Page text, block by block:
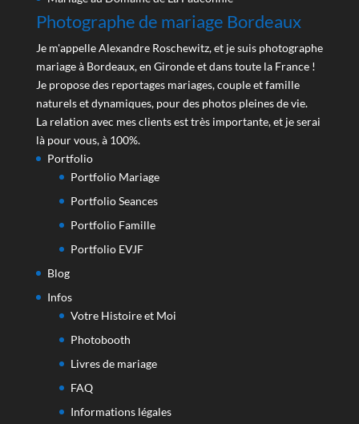
Photographe de mariage Bordeaux
Je m'appelle Alexandre Roschewitz, et je suis photographe
mariage à Bordeaux, en Gironde et dans toute la France !
Je propose des reportages mariages, couple et famille
naturels et dynamiques, pour des photos pleines de vie.
La relation avec mes clients est très importante, et je serai
là pour vous, à 100%.
Portfolio
Portfolio Mariage
Portfolio Seances
Portfolio Famille
Portfolio EVJF
Blog
Infos
Votre Histoire et Moi
Photobooth
Livres de mariage
FAQ
Informations légales